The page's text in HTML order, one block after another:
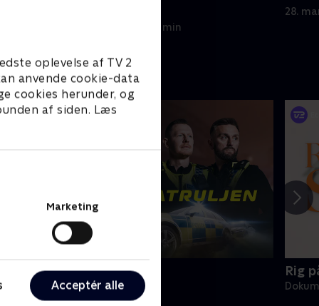
oplevelse af TV 2
anvende cookie-data
cookies herunder, og
af siden. Læs
Marketing
Acceptér alle
27. marts 2014 • 23 min
28.
Motorvejspatruljen
• 7 sæsoner
Rig